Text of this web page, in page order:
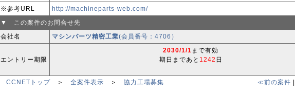
※参考URL
http://machineparts-web.com/
▼ この案件のお問合せ先
会社名
マシンパーツ精密工業(会員番号：4706）
エントリー期限
2030/1/1 まで有効
期日まであと 1242 日
CCNETトップ ＞ 全案件表示 ＞ 協力工場募集 ≪前の案件